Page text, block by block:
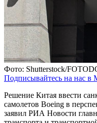
Фото: Shutterstock/
Подписывайтесь на нас в
Решение Китая ввести
самолетов Boeing в
заявил РИА Новости